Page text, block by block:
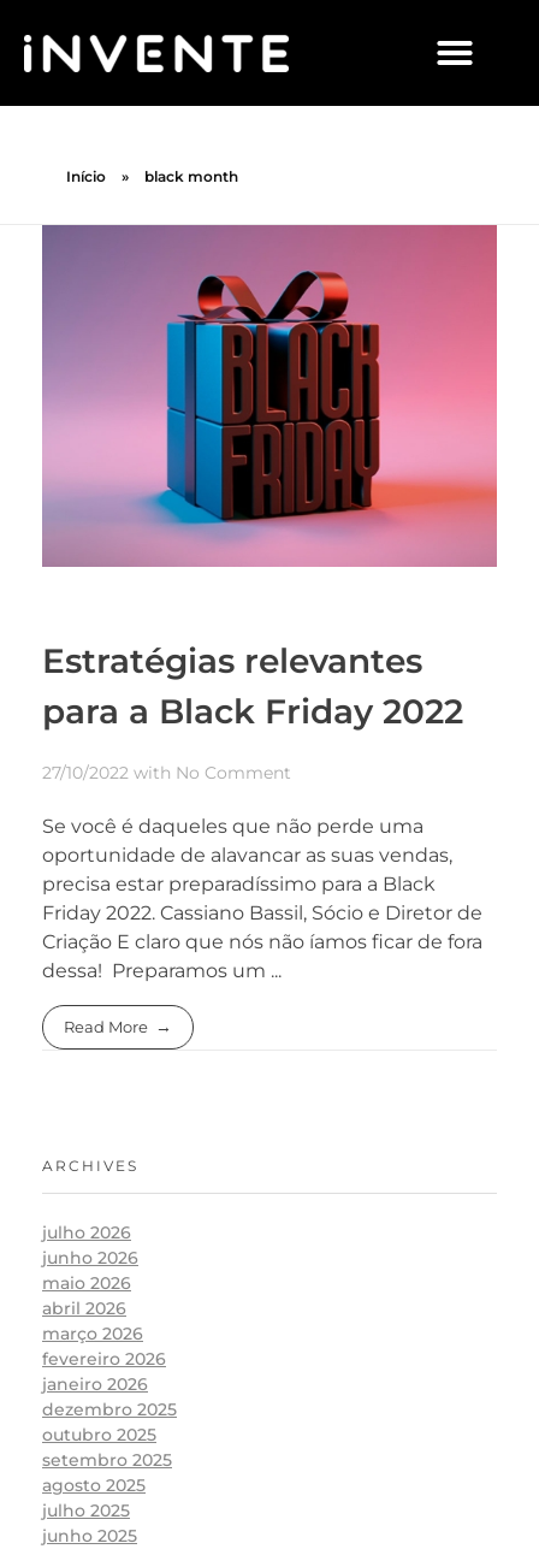
Início » black month
Estratégias relevantes
para a Black Friday 2022
27/10/2022 with No Comment
Se você é daqueles que não perde uma
oportunidade de alavancar as suas vendas,
precisa estar preparadíssimo para a Black
Friday 2022. Cassiano Bassil, Sócio e Diretor de
Criação E claro que nós não íamos ficar de fora
dessa! Preparamos um ...
Read More
ARCHIVES
julho 2026
junho 2026
maio 2026
abril 2026
março 2026
fevereiro 2026
janeiro 2026
dezembro 2025
outubro 2025
setembro 2025
agosto 2025
julho 2025
junho 2025